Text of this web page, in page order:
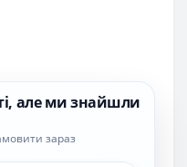
але ми знайшли
зараз